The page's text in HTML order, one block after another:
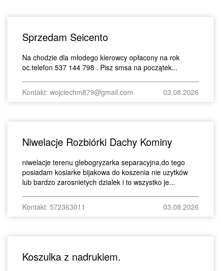
Sprzedam Seicento
Na chodzie dla młodego kierowcy opłacony na rok
oc.telefon 537 144 798 . Pisz smsa na początek...
Kontakt: wojciechm879@gmail.com 03.08.2026
Niwelacje Rozbiórki Dachy Kominy
niwelacje terenu glebogryzarka separacyjna,do tego
posiadam kosiarke bijakowa do koszenia nie uzytków
lub bardzo zarosnietych dzialek i to wszystko je...
Kontakt: 572363011 03.08.2026
Koszulka z nadrukiem.